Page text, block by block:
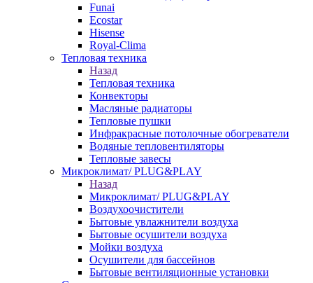
Funai
Ecostar
Hisense
Royal-Clima
Тепловая техника
Назад
Тепловая техника
Конвекторы
Масляные радиаторы
Тепловые пушки
Инфракрасные потолочные обогреватели
Водяные тепловентиляторы
Тепловые завесы
Микроклимат/ PLUG&PLAY
Назад
Микроклимат/ PLUG&PLAY
Воздухоочистители
Бытовые увлажнители воздуха
Бытовые осушители воздуха
Мойки воздуха
Осушители для бассейнов
Бытовые вентиляционные установки